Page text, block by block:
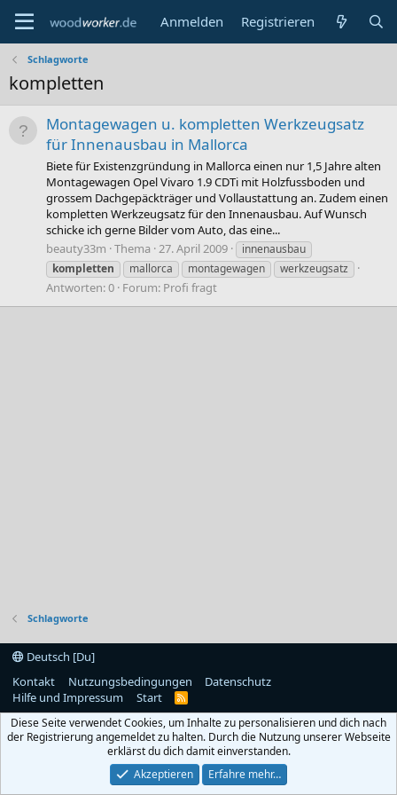
Anmelden Registrieren
Schlagworte
kompletten
Montagewagen u. kompletten Werkzeugsatz
für Innenausbau in Mallorca
Biete für Existenzgründung in Mallorca einen nur 1,5 Jahre alten
Montagewagen Opel Vivaro 1.9 CDTi mit Holzfussboden und
grossem Dachgepäckträger und Vollaustattung an. Zudem einen
kompletten Werkzeugsatz für den Innenausbau. Auf Wunsch
schicke ich gerne Bilder vom Auto, das eine...
beauty33m Thema 27. April 2009
innenausbau
kompletten
mallorca montagewagen werkzeugsatz
Antworten: 0 Forum: Profi fragt
Schlagworte
Deutsch [Du]
Kontakt
Nutzungsbedingungen
Datenschutz
Hilfe und Impressum
Start
R
S
Diese Seite verwendet Cookies, um Inhalte zu personalisieren und dich nach
der Registrierung angemeldet zu halten. Durch die Nutzung unserer Webseite
erklärst du dich damit einverstanden.
Akzeptieren
Erfahre mehr…